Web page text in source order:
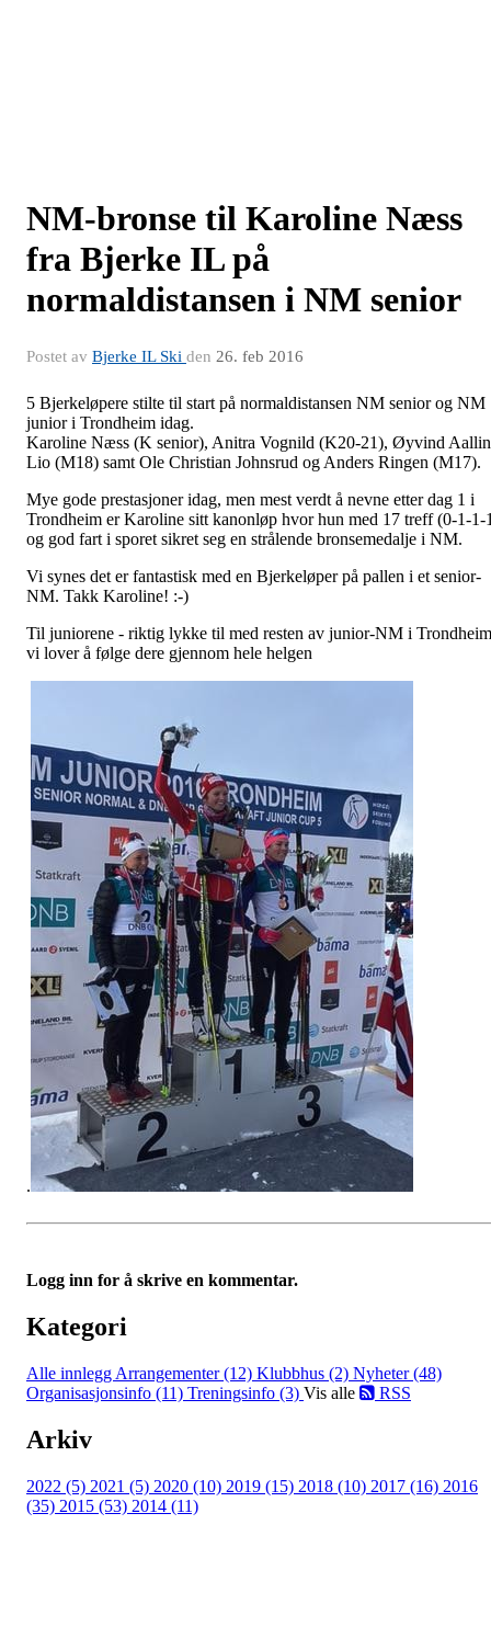
NM-bronse til Karoline Næss
fra Bjerke IL på
normaldistansen i NM senior
Postet av Bjerke IL Ski den 26. feb 2016
5 Bjerkeløpere stilte til start på normaldistansen NM senior og NM
junior i Trondheim idag.
Karoline Næss (K senior), Anitra Vognild (K20-21), Øyvind
Lio (M18) samt Ole Christian Johnsrud og Anders Ringen (M17).
Mye gode prestasjoner idag, men mest verdt å nevne etter dag 1 i
Trondheim er Karoline sitt kanonløp hvor hun med 17 treff (0-1-1-
og god fart i sporet sikret seg en strålende bronsemedalje i NM.
Vi synes det er fantastisk med en Bjerkeløper på pallen i et senior-
NM. Takk Karoline! :-)
Til juniorene - riktig lykke til med resten av junior-NM i
vi lover å følge dere gjennom hele helgen
.
Logg inn for å skrive en kommentar.
Kategori
Alle innlegg Arrangementer (12) Klubbhus (2) Nyheter (48)
Organisasjonsinfo (11) Treningsinfo (3) Vis alle RSS
Arkiv
2022 (5) 2021 (5) 2020 (10) 2019 (15) 2018 (10) 2017 (16) 2016
(35) 2015 (53) 2014 (11)